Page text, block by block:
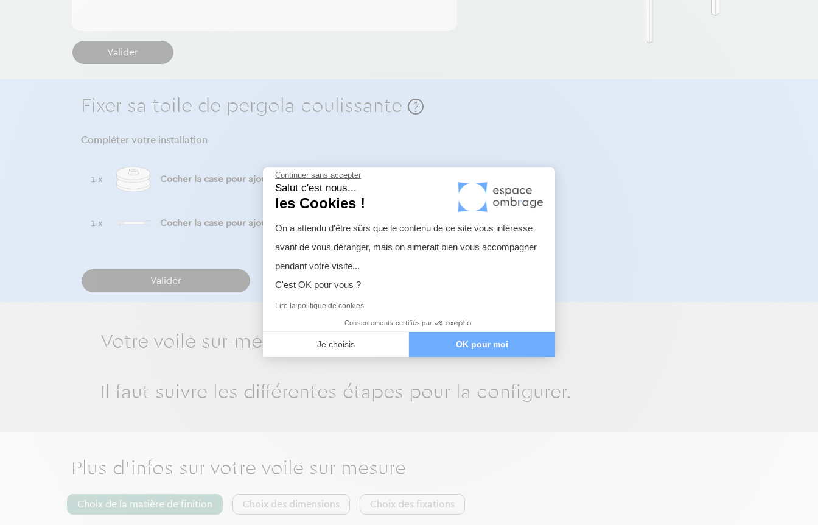
Continuer sans accepter
Salut c'est nous...
les Cookies !
Plateforme de Gestion du Consentement : Personnalisez vos Options
On a attendu d'être sûrs que le contenu de ce site vous intéresse
avant de vous déranger, mais on aimerait bien vous accompagner
pendant votre visite...
C'est OK pour vous ?
Lire la politique de cookies
Consentements certifiés par
Je choisis OK pour moi
Valider
Fixer sa toile de pergola coulissante ?
Compléter votre installation
1 x Cocher la case pour ajouter le système de coulissement
1 x Cocher la case pour ajouter le système d'accroche par câbles
Valider
Votre voile sur-mesure n'est pas encore prête !
Il faut suivre les différentes étapes pour la configurer.
Plus d'infos sur votre voile sur mesure
Choix de la matière de finition Choix des dimensions Choix des fixations